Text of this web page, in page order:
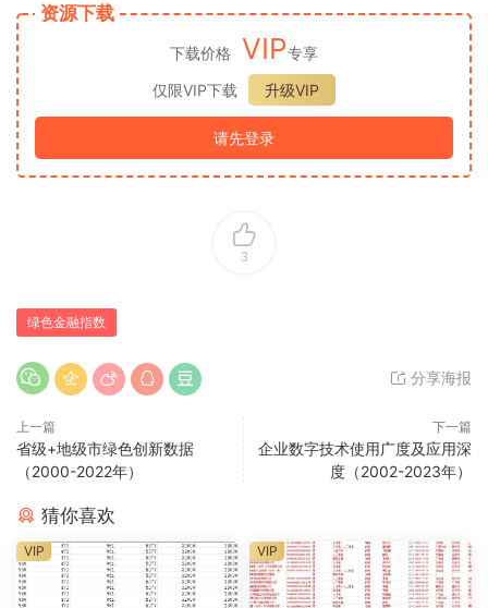
资源下载
下载价格 VIP专享
仅限VIP下载
升级VIP
请先登录
3
绿色金融指数
分享海报
上一篇
省级+地级市绿色创新数据
（2000-2022年）
下一篇
企业数字技术使用广度及应用深
度（2002-2023年）
猜你喜欢
VIP VIP